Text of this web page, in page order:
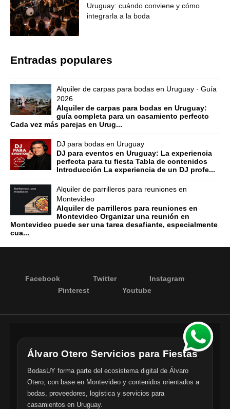
Uruguay: cuándo conviene y cómo
integrarla a la boda
Entradas populares
Alquiler de carpas para bodas en Uruguay · Guía
2026
Alquiler de carpas para bodas en Uruguay:
guía completa para un casamiento perfecto
Cada vez más parejas en Urug...
DJ para bodas en Uruguay
DJ para eventos en Uruguay: La experiencia
perfecta para tu fiesta Tabla de contenidos
Introducción La experiencia de un DJ profe...
Alquiler de parrilleros para reuniones en
Montevideo
Alquiler de parrilleros para reuniones en
Montevideo Organizar una reunión en
Montevideo puede ser una tarea desafiante, especialmente
cua...
Facebook Twitter
Instagram
Pinterest
Youtube
Álvaro Otero Servicios para Fiestas
BodasUY forma parte del ecosistema digital de Álvaro
Otero, con base en Montevideo y contenidos orientados a
bodas, proveedores, logística y servicios para
casamientos en Uruguay.